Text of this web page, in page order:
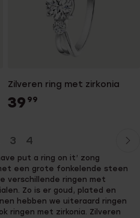
Zilveren ring met zirkonia
39 99
3 4
put a ring on it’ zong
een grote fonkelende steen
verschillende ringen met
Zo is er goud, plated en
hebben we uiteraard ringen
ringen met zirkonia. Zilveren